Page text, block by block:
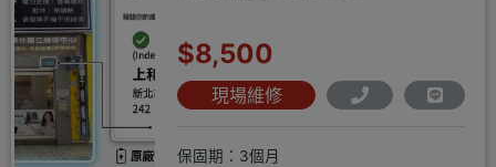
$8,500
現場維修
保固期：3個月